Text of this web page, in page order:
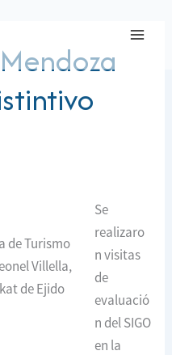
de Turismo
Villella,
de Ejido
Se
realizaro
n visitas
de
evaluació
n del SIGO
en la